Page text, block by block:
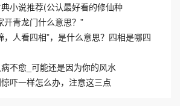
小说推荐(公认最好看的修仙种
开青龙门什么意思？”
，人看四相”，是什么意思？四相是哪四
不愈_可能还是因为你的风水
吓一样怎么办，注意这三点